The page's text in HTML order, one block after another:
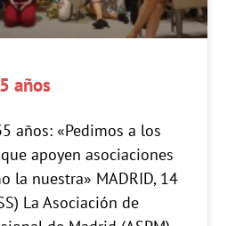
años
años: «Pedimos a los
apoyen asociaciones
la nuestra» MADRID, 14
La Asociación de